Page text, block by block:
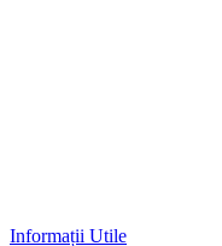
Informații Utile